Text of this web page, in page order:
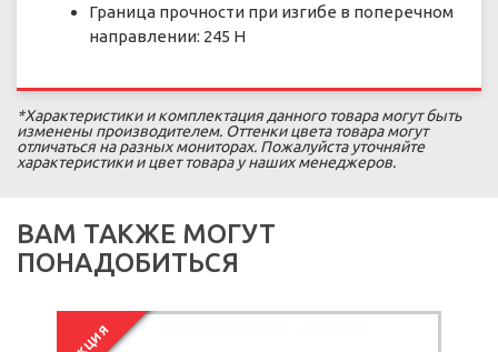
Граница прочности при изгибе в поперечном
направлении: 245 Н
*Характеристики и комплектация данного товара могут быть
изменены производителем. Оттенки цвета товара могут
отличаться на разных мониторах. Пожалуйста уточняйте
характеристики и цвет товара у наших менеджеров.
ВАМ ТАКЖЕ МОГУТ
ПОНАДОБИТЬСЯ